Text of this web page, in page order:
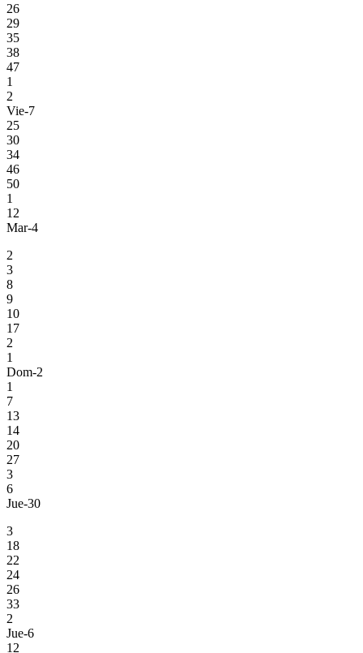
26
29
35
38
47
1
2
Vie-7
25
30
34
46
50
1
12
Mar-4
2
3
8
9
10
17
2
1
Dom-2
1
7
13
14
20
27
3
6
Jue-30
3
18
22
24
26
33
2
Jue-6
12